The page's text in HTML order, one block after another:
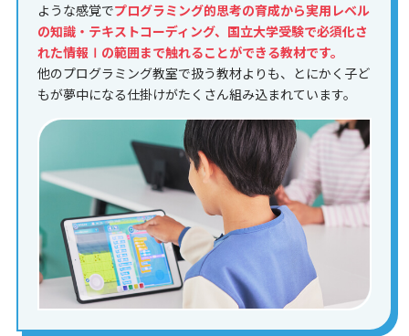
ような感覚でプログラミング的思考の育成から実用レベル
の知識・テキストコーディング、国立大学受験で必須化さ
れた情報Ⅰの範囲まで触れることができる教材です。
他のプログラミング教室で扱う教材よりも、とにかく子ど
もが夢中になる仕掛けがたくさん組み込まれています。